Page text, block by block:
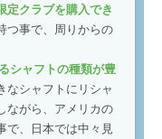
定クラブを購入でき
つ事で、周りからの
シャフトの種類が豊
なシャフトにリシャ
ながら、アメリカの
で、日本では中々見